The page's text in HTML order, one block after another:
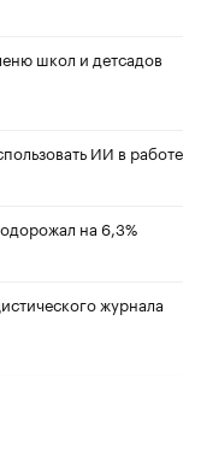
школ и детсадов
ИИ в работе
на 6,3%
журнала